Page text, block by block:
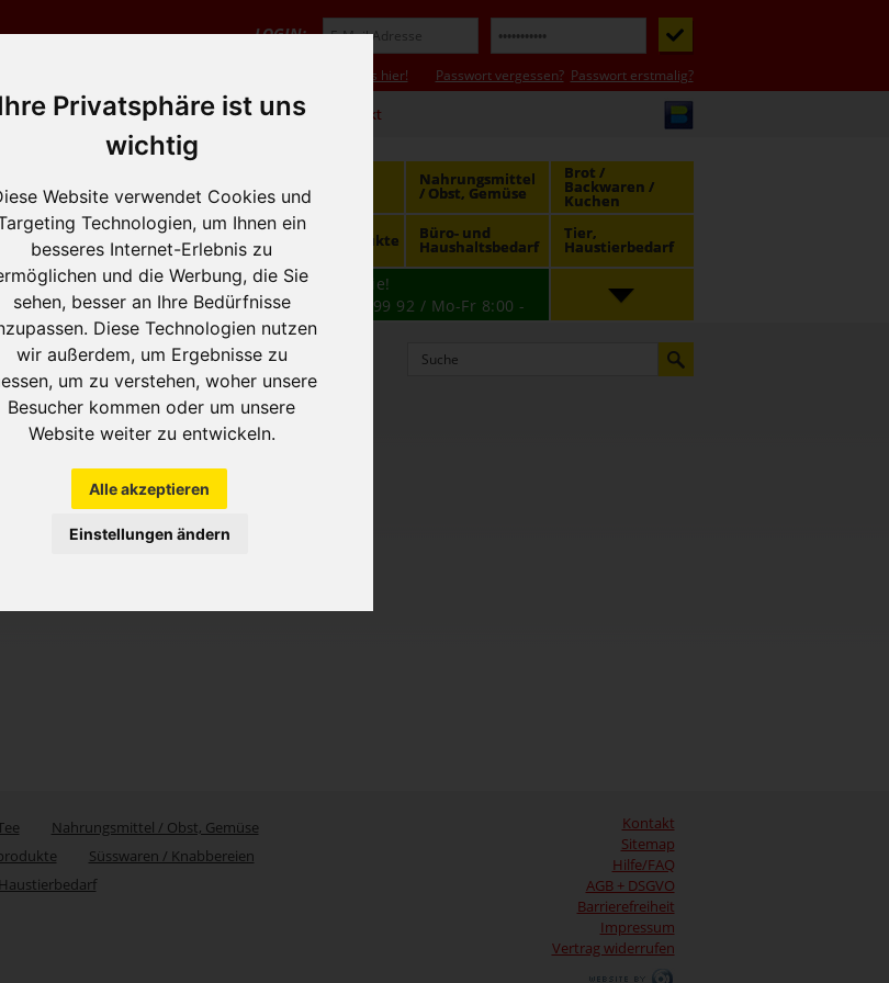
Privatsphäre ist uns
wichtig
Website verwendet Cookies und
Technologien, um Ihnen ein
besseres Internet-Erlebnis zu
und die Werbung, die Sie
sehen, besser an Ihre Bedürfnisse
Diese Technologien nutzen
wir außerdem, um Ergebnisse zu
um zu verstehen, woher unsere
Besucher kommen oder um unsere
Website weiter zu entwickeln.
Alle akzeptieren
Einstellungen ändern
LOGIN:
Neukunde? Infos hier! Passwort vergessen? Passwort erstmalig?
01 / 599 92 office@hausfreund.at Kontakt
alkoholisch Kaffee / Tee Nahrungsmittel
/ Obst, Gemüse
Brot /
Backwaren /
Kuchen
Süsswaren /
Knabbereien Hygieneprodukte Büro- und
Haushaltsbedarf
Tier,
Haustierbedarf
haben freie und zeitnahe Liefertermine für Sie!
IhreBESTELLUNGauch TELEFONISCH
auf: 01 599 92 / Mo-Fr 8:00 -
16:30
- Limonaden
Nahrungsmittel / Obst, Gemüse
Süsswaren / Knabbereien
Kontakt
Sitemap
Hilfe/FAQ
AGB + DSGVO
Barrierefreiheit
Impressum
Vertrag widerrufen